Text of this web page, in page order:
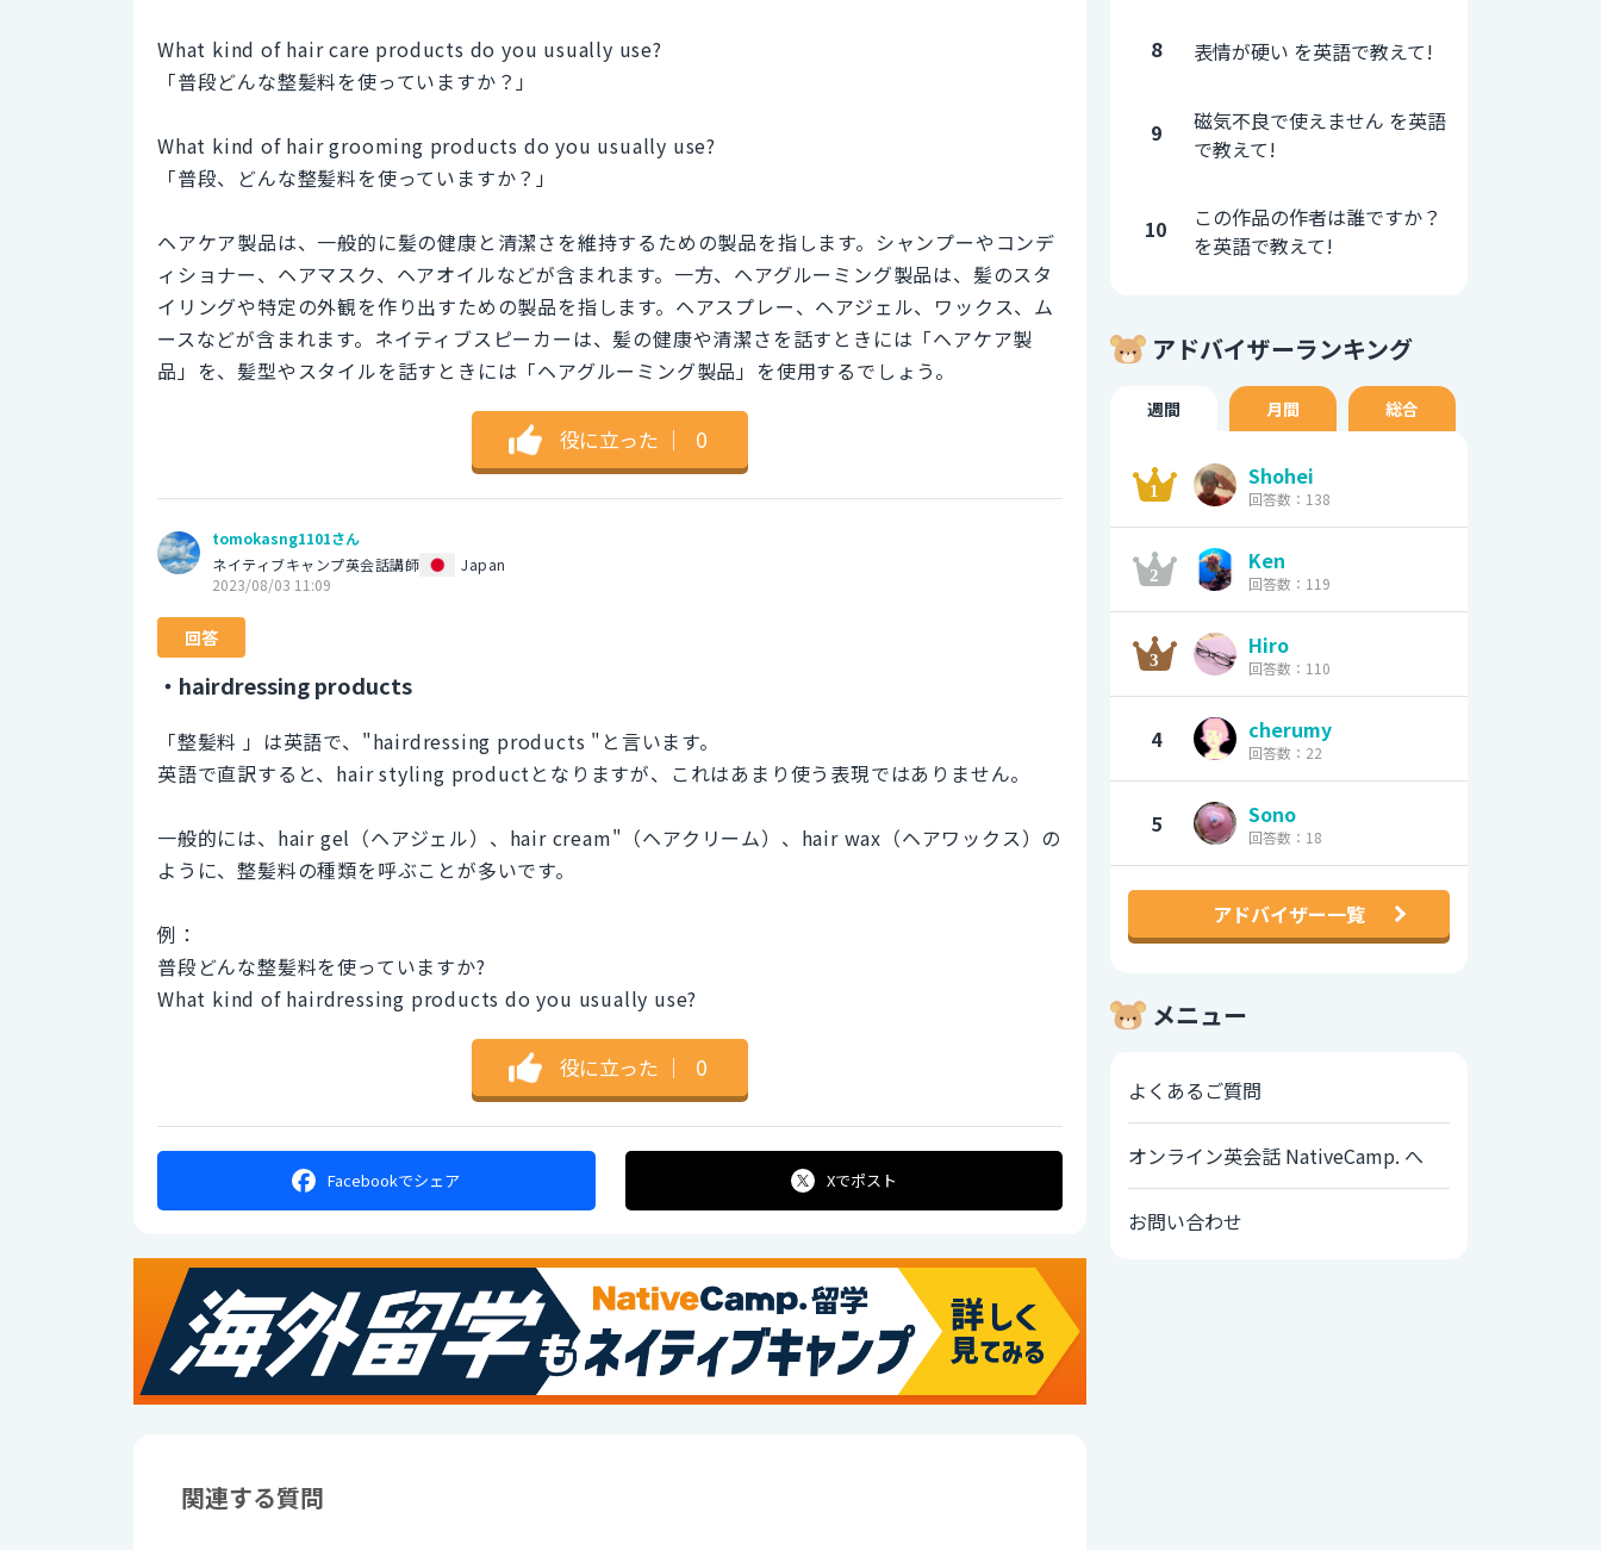
What kind of hair care products do you usually use?
「普段どんな整髪料を使っていますか？」
What kind of hair grooming products do you usually use?
「普段、どんな整髪料を使っていますか？」
ヘアケア製品は、一般的に髪の健康と清潔さを維持するための製品を指します。シャンプーやコンデ
ィショナー、ヘアマスク、ヘアオイルなどが含まれます。一方、ヘアグルーミング製品は、髪のスタ
イリングや特定の外観を作り出すための製品を指します。ヘアスプレー、ヘアジェル、ワックス、ム
ースなどが含まれます。ネイティブスピーカーは、髪の健康や清潔さを話すときには「ヘアケア製
品」を、髪型やスタイルを話すときには「ヘアグルーミング製品」を使用するでしょう。
役に立った ｜ 0
tomokasng1101さん
ネイティブキャンプ英会話講師
Japan
2023/08/03 11:09
回答
・hairdressing products
「整髪料 」は英語で、"hairdressing products "と言います。
英語で直訳すると、hair styling productとなりますが、これはあまり使う表現ではありません。
一般的には、hair gel（ヘアジェル）、hair cream"（ヘアクリーム）、hair wax（ヘアワックス）の
ように、整髪料の種類を呼ぶことが多いです。
例：
普段どんな整髪料を使っていますか?
What kind of hairdressing products do you usually use?
役に立った ｜ 0
Facebookでシェア Xでポスト
関連する質問
8 表情が硬い を英語で教えて!
9
磁気不良で使えません を英語
で教えて!
10
この作品の作者は誰ですか？
を英語で教えて!
アドバイザーランキング
週間 月間 総合
Shohei
回答数：138
Ken
回答数：119
Hiro
回答数：110
4 cherumy
回答数：22
5 Sono
回答数：18
アドバイザー一覧
メニュー
よくあるご質問
オンライン英会話 NativeCamp. へ
お問い合わせ